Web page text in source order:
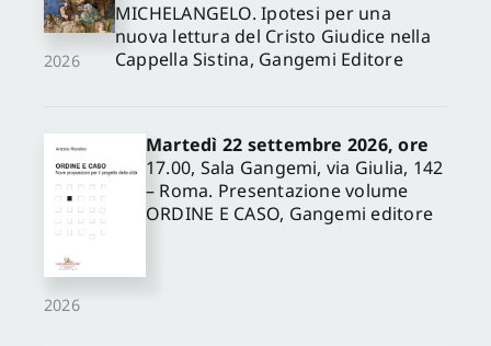
2026
MICHELANGELO. Ipotesi per una
nuova lettura del Cristo Giudice nella
Cappella Sistina, Gangemi Editore
2026
Martedì 22 settembre 2026, ore
17.00, Sala Gangemi, via Giulia, 142
– Roma. Presentazione volume
ORDINE E CASO, Gangemi editore